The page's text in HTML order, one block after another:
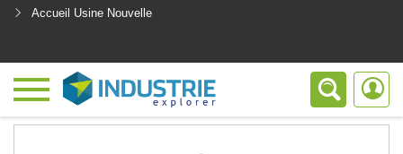
Accueil Usine Nouvelle